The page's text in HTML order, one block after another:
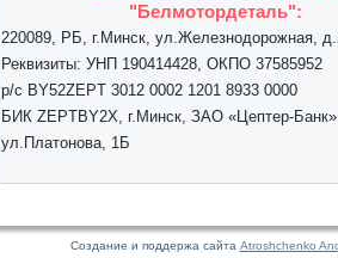
"Белмотордеталь":
220089, РБ, г.Минск, ул.Железнодорожная,
Реквизиты: УНП 190414428, ОКПО 37585952
р/с BY52ZEPT 3012 0002 1201 8933 0000
БИК ZEPTBY2X, г.Минск, ЗАО «Цептер-
ул.Платонова, 1Б
Создание и поддержа сайта Atroshchenko